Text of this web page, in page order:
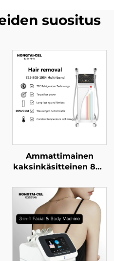
suositus
Ammattimainen
kaksinkäsitteinen 808
karvanpoisto laite,
12×12 / 12×18 mm
kohdealue kasvoille ja
keholle, hieronta- ja
kauneuslaitteisto